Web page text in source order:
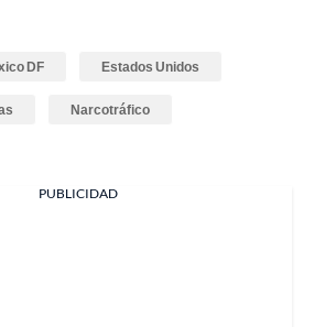
DF Estados Unidos
Narcotráfico
PUBLICIDAD